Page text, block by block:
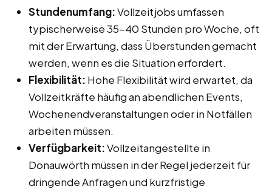
Stundenumfang:Vollzeitjobs umfassen
typischerweise 35-40 Stunden pro Woche, oft
mit der Erwartung, dass Überstunden gemacht
werden, wenn es die Situation erfordert.
Flexibilität: Hohe Flexibilität wird erwartet, da
Vollzeitkräfte häufig an abendlichen Events,
Wochenendveranstaltungen oder in Notfällen
arbeiten müssen.
Verfügbarkeit:Vollzeitangestellte in
Donauwörth müssen in der Regel jederzeit für
dringende Anfragen und kurzfristige